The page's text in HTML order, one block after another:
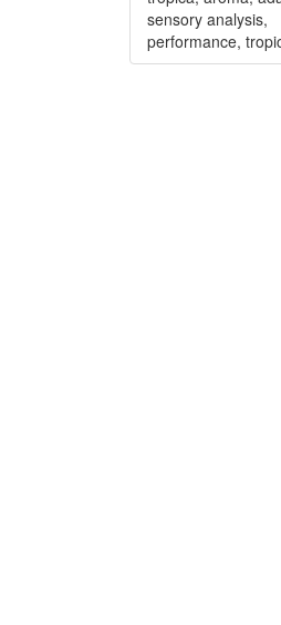
sensory analysis,
performance,